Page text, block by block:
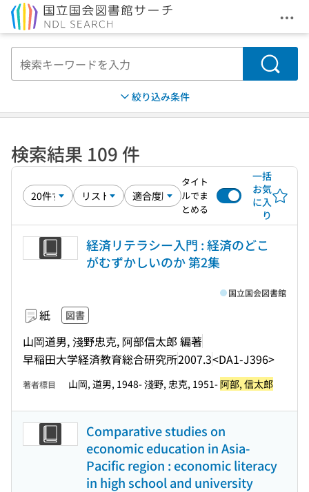
メ
検索
絞り込み条件
検索結果 109 件
タイト
ルでま
とめる
一括
お気
に入
り
経済リテラシー入門 : 経済のどこ
がむずかしいのか 第2集
紙 図書
山岡道男, 淺野忠克, 阿部信太郎 編著
早稲田大学経済教育総合研究所2007.3<DA1-J396>
国立国会図書館
著者標目 山岡, 道男, 1948- 淺野, 忠克, 1951-阿部, 信太郎
Comparative studies on
economic education in Asia-
Pacific region : economic literacy
in high school and university